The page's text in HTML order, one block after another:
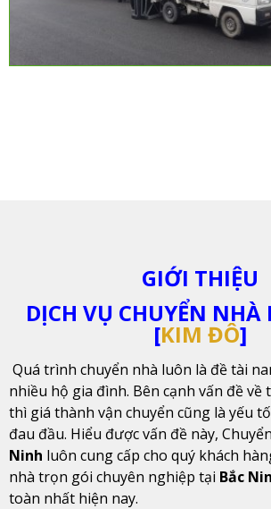
GIỚI THIỆU
DỊCH VỤ CHUYỂN
[KIM ĐÔ]
Quá trình chuyển nhà luôn là đề tài
nhiều hộ gia đình. Bên cạnh vấn đề
thì giá thành vận chuyển cũng là yếu
đau đầu. Hiểu được vấn đề này,
Ninh luôn cung cấp cho quý khách
nhà trọn gói chuyên nghiệp tại Bắc
toàn nhất hiện nay.